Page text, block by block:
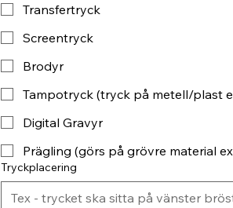
Transfertryck
Screentryck
Brodyr
Tampotryck (tryck på metell/plast
Digital Gravyr
Prägling (görs på grövre material
Tryckplacering